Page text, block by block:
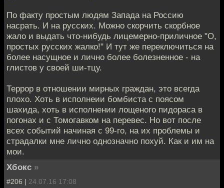
По факту простым людям Запада на Россию
насрать. И на русских. Можно скорчить скорбное
жало и выдать что-нибудь лицемерно-приличное "О,
простых русских жалко!" И тут же переключиться на
более насущное и лично более болезненное - на
глистов у своей ши-тцу.
Террор в отношении мирных граждан, это всегда
плохо. Хоть в исполнеии бомбиста с поясом
шахида, хоть в исполнении лощеного пидораса в
погонах и с Томогавком на перевес. Но вот после
всех событий начиная с 99-го, на их проблемы и
страдалки мне лично однозначно похуй. Как и им на
мои.
Хбокс »
#206 | 24.07.16 17:08